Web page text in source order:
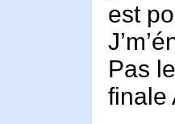
est
Pas
finale